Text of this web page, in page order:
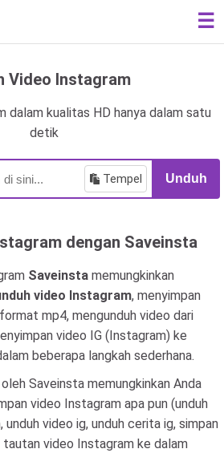
☰
Video Instagram
dalam kualitas HD hanya dalam satu
detik
Tempel Unduh
dengan Saveinsta
Saveinsta memungkinkan
video Instagram, menyimpan
mp4, mengunduh video dari
video IG (Instagram) ke
beberapa langkah sederhana.
Saveinsta memungkinkan Anda
video Instagram apa pun (unduh
video ig, unduh cerita ig, simpan
video Instagram ke dalam